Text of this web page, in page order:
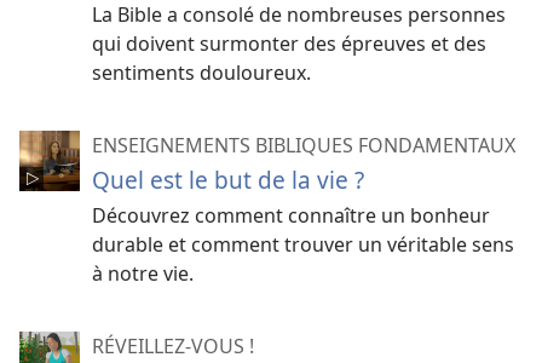
La Bible a consolé de nombreuses personnes
qui doivent surmonter des épreuves et des
sentiments douloureux.
ENSEIGNEMENTS BIBLIQUES FONDAMENTAUX
Quel est le but de la vie ?
Découvrez comment connaître un bonheur
durable et comment trouver un véritable sens
à notre vie.
RÉVEILLEZ-VOUS !